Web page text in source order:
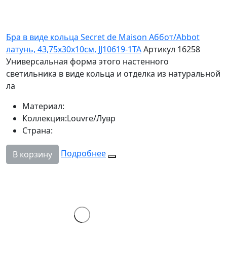
Бра в виде кольца Secret de Maison Аббот/Abbot
латунь, 43,75х30x10см, JJ10619-1TAАртикул 16258
Универсальная форма этого настенного
светильника в виде кольца и отделка из натуральной
ла
Материал:
Коллекция:Louvre/Лувр
Страна:
В корзину Подробнее